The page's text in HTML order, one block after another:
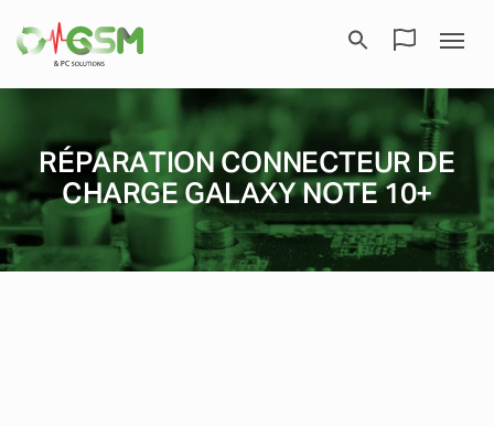
RÉPARATION CONNECTEUR DE
CHARGE GALAXY NOTE 10+